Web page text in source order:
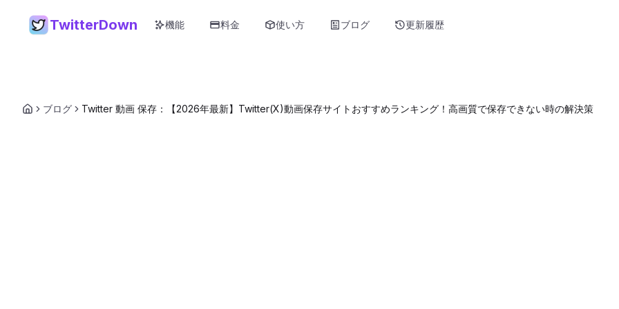
TwitterDown 機能 料金 使い方 ブログ 更新履歴
ブログ Twitter 動画 保存：【2026年最新】Twitter(X)動画保存サイトおすすめランキング！高画質で保存できない時の解決策